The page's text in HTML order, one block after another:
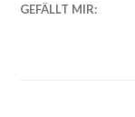
GEFÄLLT MIR: